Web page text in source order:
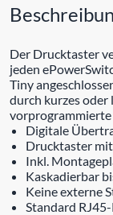
Der Drucktaster
jeden
Tiny
durch kurzes oder
Digitale
Drucktaster
Inkl.
Kaskadierbar
Keine externe
Standard